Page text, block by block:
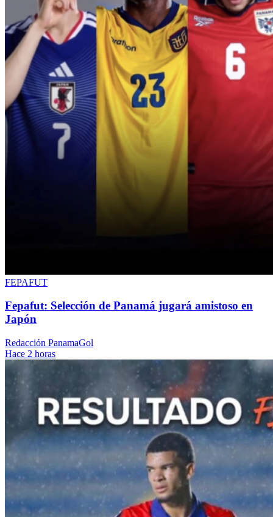
FEPAFUT
Fepafut: Selección de Panamá jugará amistoso en
Japón
Redacción PanamaGol
Hace 2 horas